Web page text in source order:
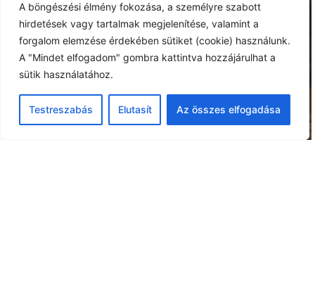
A böngészési élmény fokozása, a személyre szabott
hirdetések vagy tartalmak megjelenítése, valamint a
forgalom elemzése érdekében sütiket (cookie) használunk.
A "Mindet elfogadom" gombra kattintva hozzájárulhat a
sütik használatához.
Testreszabás Elutasít Az összes elfogadása